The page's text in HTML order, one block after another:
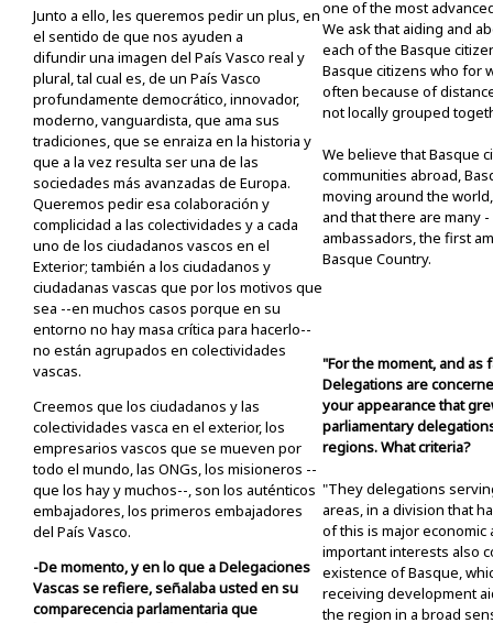
Junto a ello, les queremos pedir un plus, en
el sentido de que nos ayuden a
difundir una imagen del País Vasco real y
plural, tal cual es, de un País Vasco
profundamente democrático, innovador,
moderno, vanguardista, que ama sus
tradiciones, que se enraiza en la historia y
que a la vez resulta ser una de las
sociedades más avanzadas de Europa.
Queremos pedir esa colaboración y
complicidad a las colectividades y a cada
uno de los ciudadanos vascos en el
Exterior; también a los ciudadanos y
ciudadanas vascas que por los motivos que
sea --en muchos casos porque en su
entorno no hay masa crítica para hacerlo--
no están agrupados en colectividades
vascas.
Creemos que los ciudadanos y las
colectividades vasca en el exterior, los
empresarios vascos que se mueven por
todo el mundo, las ONGs, los misioneros --
que los hay y muchos--, son los auténticos
embajadores, los primeros embajadores
del País Vasco.
-De momento, y en lo que a Delegaciones
Vascas se refiere, señalaba usted en su
comparecencia parlamentaria que
one of the most
We ask that aiding and
each of the Basque
Basque citizens who for
often because of
not locally grouped
We believe that Basque
communities abroad,
moving around the
and that there are many
ambassadors, the first
Basque Country.
"For the moment, and as
Delegations are
your appearance that
parliamentary
regions. What criteria?
"They delegations
areas, in a division that
of this is major economic
important interests also
existence of Basque,
receiving development
the region in a broad